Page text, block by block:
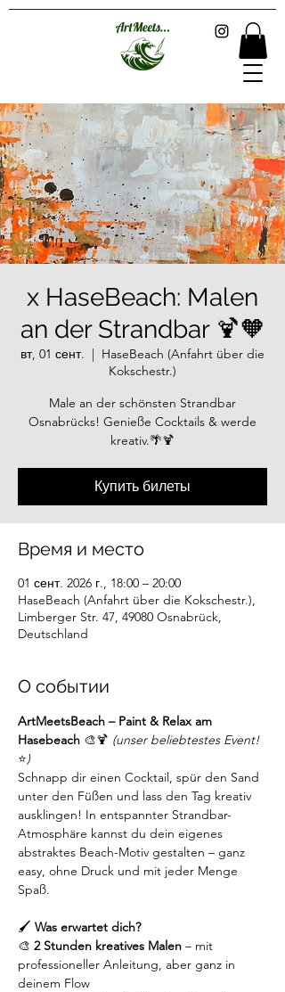
x HaseBeach: Malen
an der Strandbar 🍹🧡
вт, 01 сент.
  |
HaseBeach (Anfahrt über die
Kokschestr.)
Male an der schönsten Strandbar
Osnabrücks! Genieße Cocktails & werde
kreativ.🌴🍹
Купить билеты
Время и место
01 сент. 2026 г., 18:00 – 20:00
HaseBeach (Anfahrt über die Kokschestr.),
Limberger Str. 47, 49080 Osnabrück,
Deutschland
О событии
ArtMeetsBeach – Paint & Relax am
Hasebeach 🎨🍹 (unser beliebtestes Event!
⭐)
Schnapp dir einen Cocktail, spür den Sand
unter den Füßen und lass den Tag kreativ
ausklingen! In entspannter Strandbar-
Atmosphäre kannst du dein eigenes
abstraktes Beach-Motiv gestalten – ganz
easy, ohne Druck und mit jeder Menge
Spaß.
🖌️ Was erwartet dich?
🎨 2 Stunden kreatives Malen – mit
professioneller Anleitung, aber ganz in
deinem Flow